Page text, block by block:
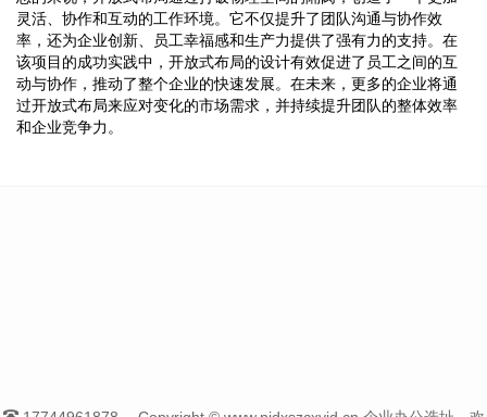
灵活、协作和互动的工作环境。它不仅提升了团队沟通与协作效
率，还为企业创新、员工幸福感和生产力提供了强有力的支持。在
该项目的成功实践中，开放式布局的设计有效促进了员工之间的互
动与协作，推动了整个企业的快速发展。在未来，更多的企业将通
过开放式布局来应对变化的市场需求，并持续提升团队的整体效率
和企业竞争力。